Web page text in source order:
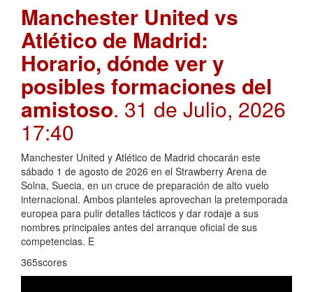
Manchester United vs
Atlético de Madrid:
Horario, dónde ver y
posibles formaciones del
amistoso. 31 de Julio, 2026
17:40
Manchester United y Atlético de Madrid chocarán este
sábado 1 de agosto de 2026 en el Strawberry Arena de
Solna, Suecia, en un cruce de preparación de alto vuelo
internacional. Ambos planteles aprovechan la pretemporada
europea para pulir detalles tácticos y dar rodaje a sus
nombres principales antes del arranque oficial de sus
competencias. E
365scores